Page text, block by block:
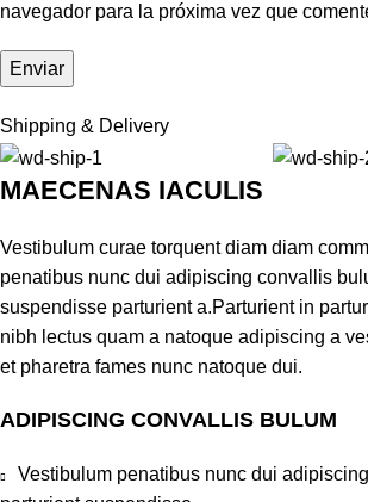
navegador para la próxima vez que
Shipping & Delivery
MAECENAS IACULIS
Vestibulum curae torquent diam diam
penatibus nunc dui adipiscing convallis
suspendisse parturient a.Parturient in
nibh lectus quam a natoque adipiscing a
et pharetra fames nunc natoque dui.
ADIPISCING CONVALLIS BULUM
Vestibulum penatibus nunc dui